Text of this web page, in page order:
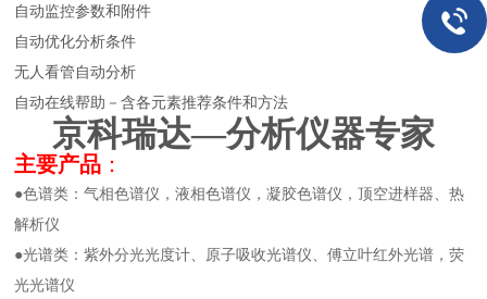
自动监控参数和附件
自动优化分析条件
无人看管自动分析
自动在线帮助－含各元素推荐条件和方法
京科瑞达—分析仪器专家
主要产品 ：
●色谱类：气相色谱仪，液相色谱仪，凝胶色谱仪，顶空进样器、热
解析仪
●光谱类：紫外分光光度计、原子吸收光谱仪、傅立叶红外光谱，荧
光光谱仪